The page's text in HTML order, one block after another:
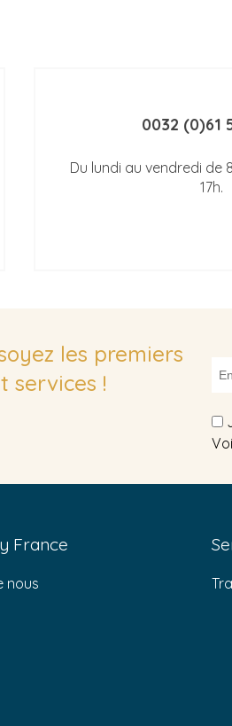
0032 (0)61
Du lundi au vendredi de
17h.
les premiers
services !
France
nous